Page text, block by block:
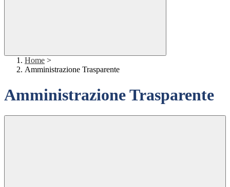
Home >
Amministrazione Trasparente
Amministrazione Trasparente